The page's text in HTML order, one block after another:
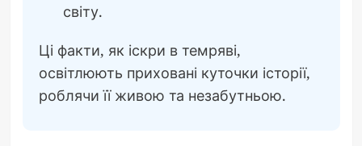
світу.
Ці факти, як іскри в темряві,
освітлюють приховані куточки історії,
роблячи її живою та незабутньою.